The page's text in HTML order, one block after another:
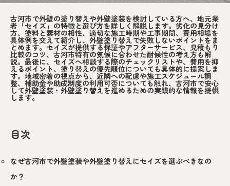
古河市で外壁の塗り替えや外壁塗装を検討している方へ、地元業
者「セイズ」の特徴と選び方を詳しく解説します。劣化の見分け
方、塗料と素材の相性、適切な施工時期や工事期間、費用相場を
具体例を交えて紹介し、外壁塗り替えで失敗しないポイントをま
とめます。セイズが提供する保証やアフターサービス、見積もり
比較のコツ、古河市特有の気候に合わせた耐候性の考え方も解
説。最後に、セイズへ相談する際のチェックリストや、費用を抑
えるポイント、塗り替えの優先順位についても具体的に提案しま
す。地域密着の視点から、近隣への配慮や施工スケジュール調
整、補助金や助成制度の利用可否についても触れ、古河市で安心
して外壁塗装・外壁塗り替えを進めるための実践的な情報を提供
します。
目次
なぜ古河市で外壁塗装や外壁塗り替えにセイズを選ぶべきなの
か？